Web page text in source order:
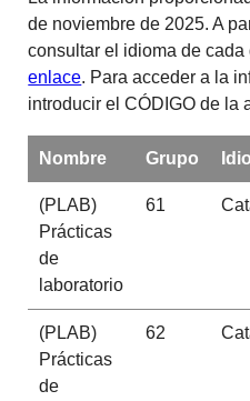
de noviembre de 2025. A
consultar el idioma de
enlace. Para acceder a la
introducir el CÓDIGO de la
Nombre Grupo
(PLAB)
Prácticas
de
laboratorio
61
(PLAB)
Prácticas
de
62